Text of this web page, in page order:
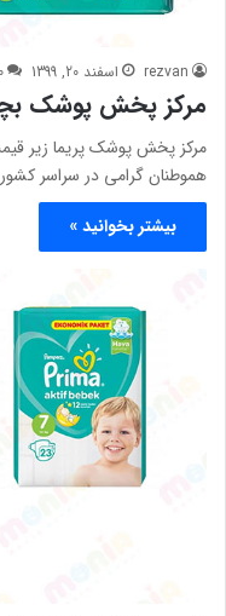
rezvan اسفند 20, 1399 0
مرکز پخش پوشک بچه
مرکز پخش پوشک پریما زیر
هموطنان گرامی در سراسر
بیشتر بخوانید »